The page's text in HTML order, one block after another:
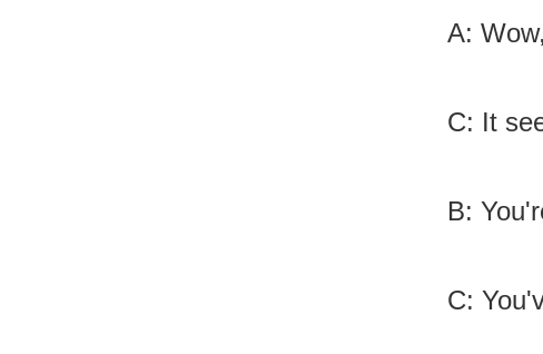
A:
C: It
B:
C: